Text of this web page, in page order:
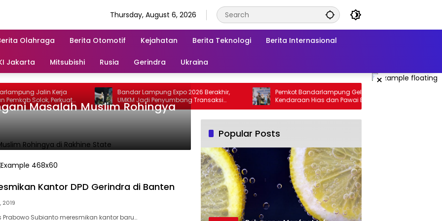
Thursday, August 6, 2026
Olahraga Berita Otomotif Kejahatan Berita Teknologi Berita Internasional
Jakarta Mitsubishi Rusia Gerindra Ukraina
×
Jalin Kerja
Solok, Perkuat
dan Kendalikan
Bandar Lampung Expo 2026 Berakhir,
UMKM Jadi Penyumbang Transaksi
Terbesar
Pemkot Bandarlampung Gelar Festival
Kendaraan Hias dan Pawai Budaya
Semarakkan HUT ke-344
Masalah Muslim Rohingya
Kantor DPD Gerindra di Banten
2019
Prabowo Subianto meresmikan kantor baru…
Popular Posts